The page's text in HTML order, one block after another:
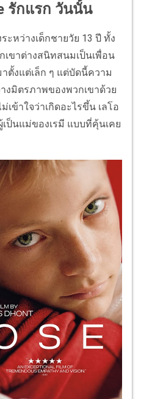
รักแรก วันนั้น
ะหว่างเด็กชายวัย 13 ปี ทั้ง
เขาต่างสนิทสนมเป็นเพื่อน
ตั้งแต่เล็ก ๆ แต่บัดนี้ความ
งมิตรภาพของพวกเขาด้วย
เข้าใจว่าเกิดอะไรขึ้น เลโอ
ป็นแม่ของเรมี แบบที่คุ้นเคย